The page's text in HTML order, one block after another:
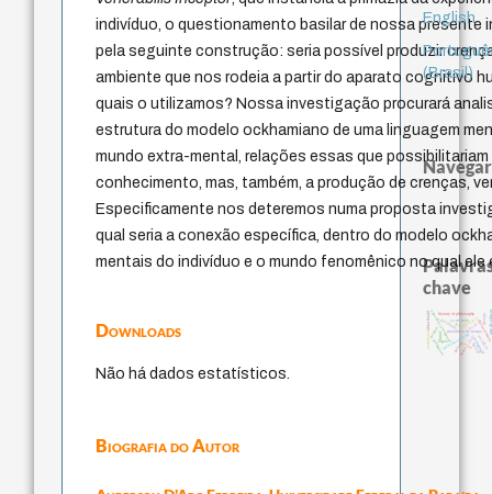
indivíduo, o questionamento basilar de nossa presente
pela seguinte construção: seria possível produzir
ambiente que nos rodeia a partir do aparato cognitivo
quais o utilizamos? Nossa investigação procurará
estrutura do modelo ockhamiano de uma linguagem
mundo extra-mental, relações essas que
conhecimento, mas, também, a produção de crenças,
Especificamente nos deteremos numa proposta
qual seria a conexão específica, dentro do modelo
mentais do indivíduo e o mundo fenomênico no qual ele
Downloads
Não há dados estatísticos.
Biografia do Autor
English
(Brasil)
Navegar
chave
fundamentalismo
jacobi
protágoras
experiência temporalmetafísica do tempo
género
idade
intolerância
history of philosophy
j.c.m. neto
palavra
perdón
leyes
violencia
guayaquil
logos direito
pedagogia
lei
desejo
sacrifício
mind
therapy
arte
viktor frankl